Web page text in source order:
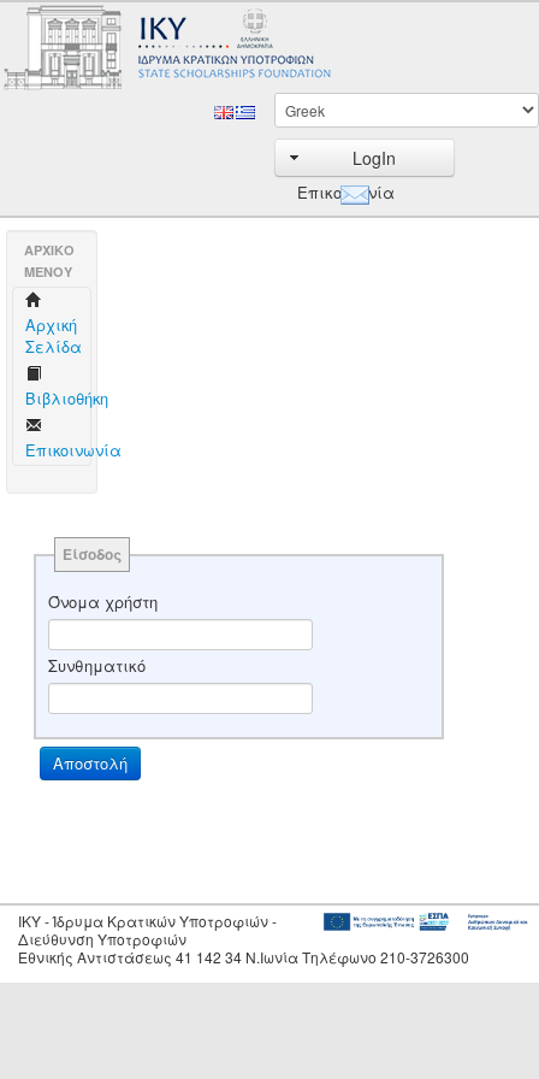
LogIn
Επικοινωνία
AΡΧΙΚΟ
ΜΕΝΟΥ
Aρχική
Σελίδα
Βιβλιοθήκη
Επικοινωνία
Είσοδος
Όνομα χρήστη
Συνθηματικό
IKY - Ίδρυμα Κρατικών Υποτροφιών -
Διεύθυνση Υποτροφιών
Εθνικής Αντιστάσεως 41 142 34 Ν.Ιωνία Τηλέφωνο 210-3726300